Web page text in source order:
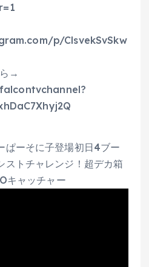
p/ClsvekSvSkw
→
ぱーそに子登場初日4ブー
ストチャレンジ！超デカ箱
キャッチャー